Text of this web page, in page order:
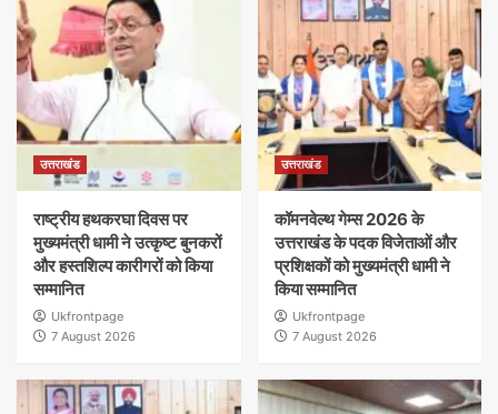
उत्तराखंड
राष्ट्रीय हथकरघा दिवस पर
मुख्यमंत्री धामी ने उत्कृष्ट बुनकरों
और हस्तशिल्प कारीगरों को किया
सम्मानित
Ukfrontpage
7 August 2026
उत्तराखंड
कॉमनवेल्थ गेम्स 2026 के
उत्तराखंड के पदक विजेताओं और
प्रशिक्षकों को मुख्यमंत्री धामी ने
किया सम्मानित
Ukfrontpage
7 August 2026